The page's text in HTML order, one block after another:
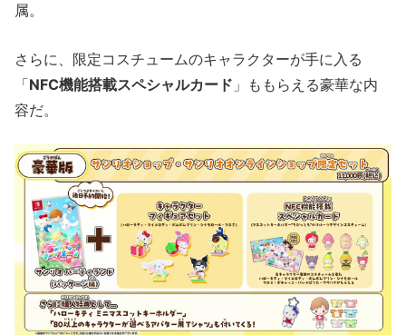
属。
さらに、限定コスチュームのキャラクターが手に入る
「NFC機能搭載スペシャルカード 」ももらえる豪華な内
容だ。